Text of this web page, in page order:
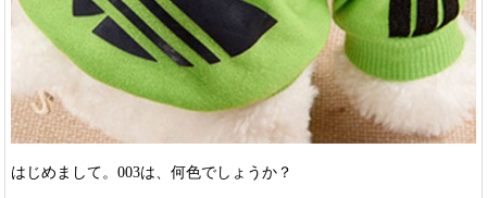
はじめまして。003は、何色でしょうか？